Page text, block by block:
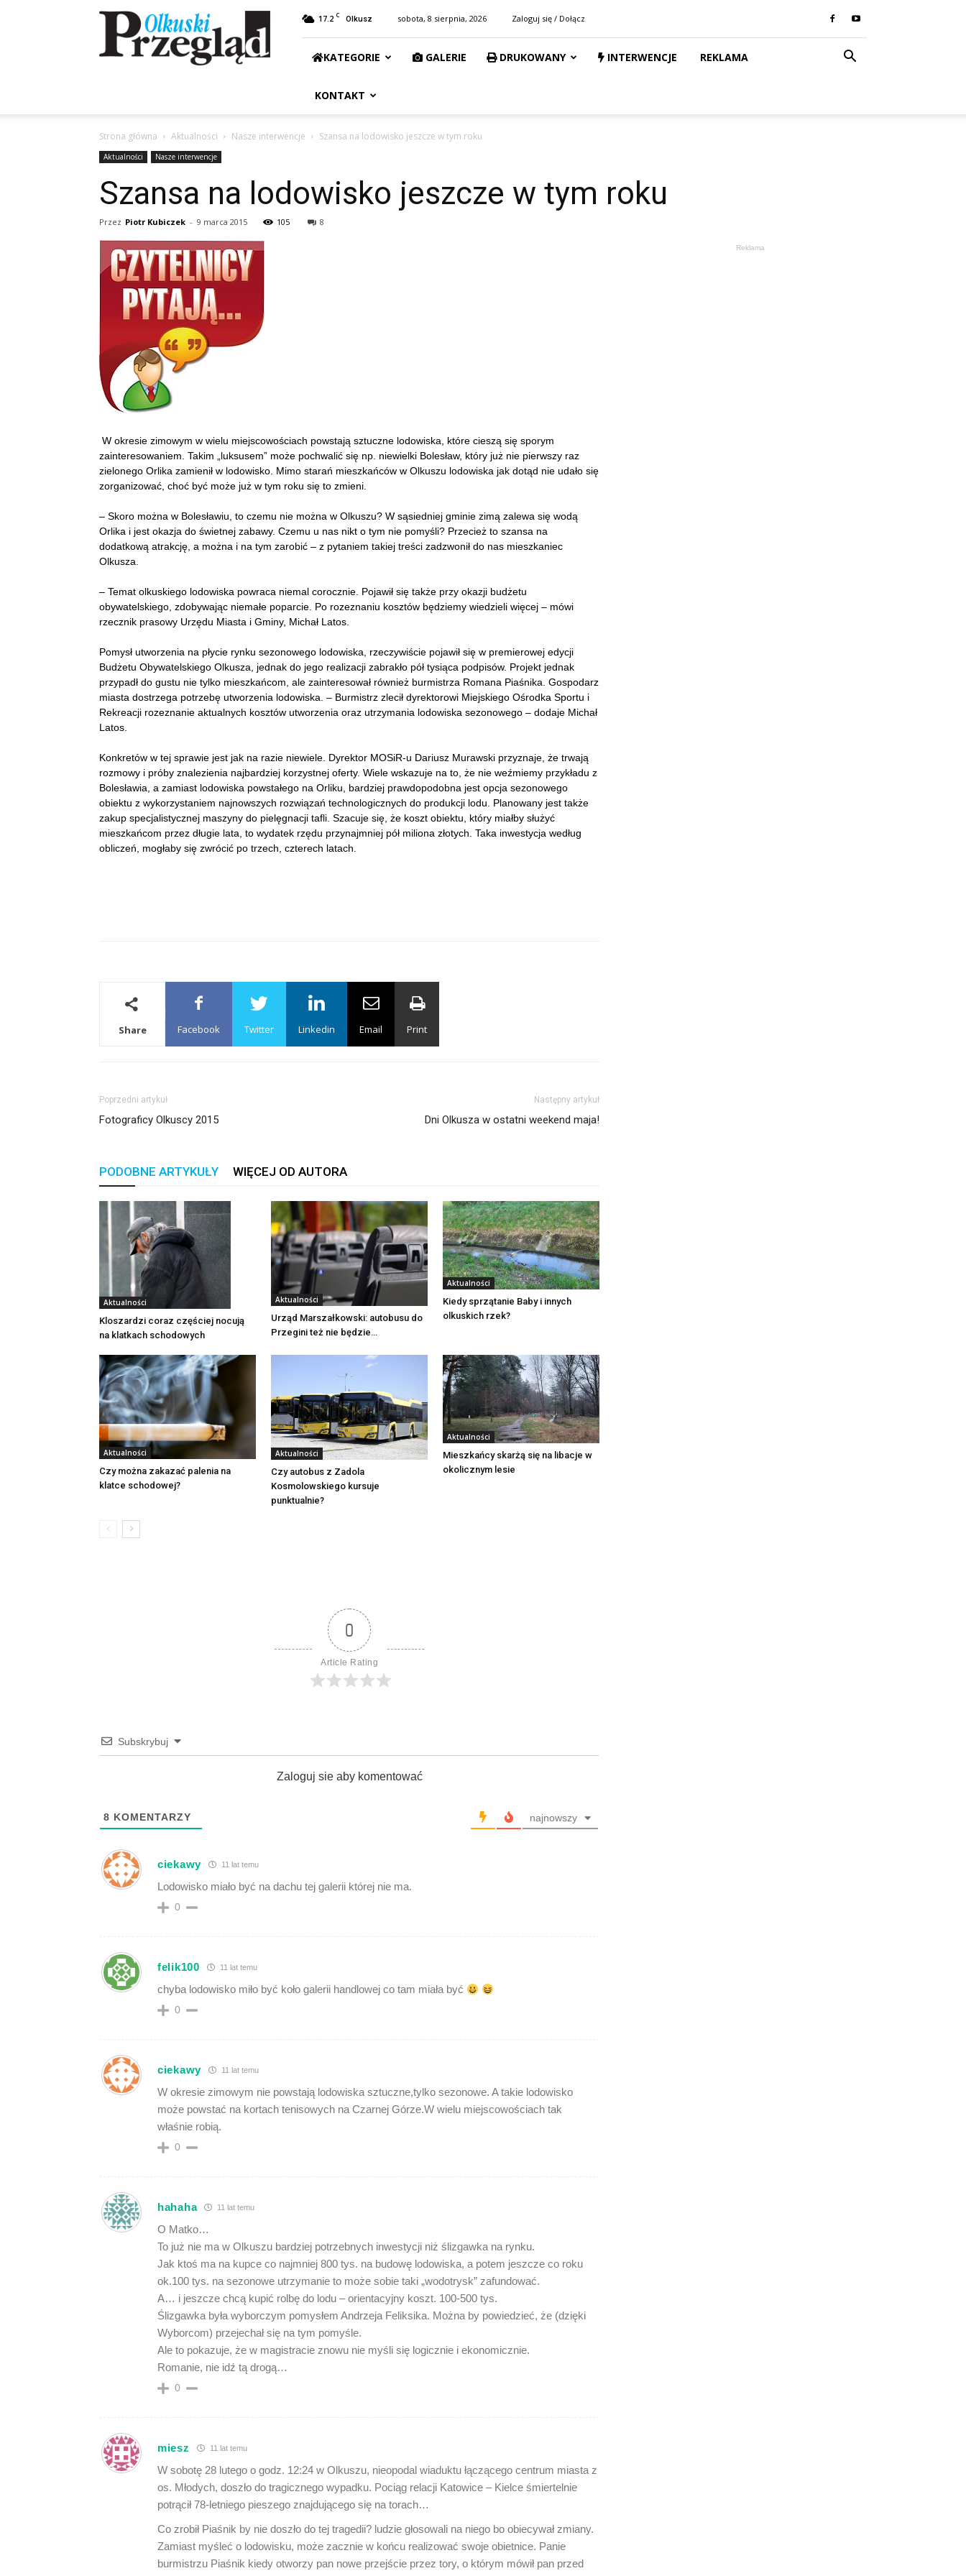
Przegląd
Olkuski
17.2 C Olkusz sobota, 8 sierpnia, 2026 Zaloguj się / Dołącz
KATEGORIE GALERIE DRUKOWANY INTERWENCJE REKLAMA
KONTAKT
Strona główna Aktualności Nasze interwencje Szansa na lodowisko jeszcze w tym roku
Aktualności Nasze interwencje
Szansa na lodowisko jeszcze w tym roku
Przez Piotr Kubiczek - 9 marca 2015 105 8
W okresie zimowym w wielu miejscowościach powstają sztuczne lodowiska, które cieszą się sporym
zainteresowaniem. Takim „luksusem” może pochwalić się np. niewielki Bolesław, który już nie pierwszy raz
zielonego Orlika zamienił w lodowisko. Mimo starań mieszkańców w Olkuszu lodowiska jak dotąd nie udało się
zorganizować, choć być może już w tym roku się to zmieni.
– Skoro można w Bolesławiu, to czemu nie można w Olkuszu? W sąsiedniej gminie zimą zalewa się wodą
Orlika i jest okazja do świetnej zabawy. Czemu u nas nikt o tym nie pomyśli? Przecież to szansa na
dodatkową atrakcję, a można i na tym zarobić – z pytaniem takiej treści zadzwonił do nas mieszkaniec
Olkusza.
– Temat olkuskiego lodowiska powraca niemal corocznie. Pojawił się także przy okazji budżetu
obywatelskiego, zdobywając niemałe poparcie. Po rozeznaniu kosztów będziemy wiedzieli więcej – mówi
rzecznik prasowy Urzędu Miasta i Gminy, Michał Latos.
Pomysł utworzenia na płycie rynku sezonowego lodowiska, rzeczywiście pojawił się w premierowej edycji
Budżetu Obywatelskiego Olkusza, jednak do jego realizacji zabrakło pół tysiąca podpisów. Projekt jednak
przypadł do gustu nie tylko mieszkańcom, ale zainteresował również burmistrza Romana Piaśnika. Gospodarz
miasta dostrzega potrzebę utworzenia lodowiska. – Burmistrz zlecił dyrektorowi Miejskiego Ośrodka Sportu i
Rekreacji rozeznanie aktualnych kosztów utworzenia oraz utrzymania lodowiska sezonowego – dodaje Michał
Latos.
Konkretów w tej sprawie jest jak na razie niewiele. Dyrektor MOSiR-u Dariusz Murawski przyznaje, że trwają
rozmowy i próby znalezienia najbardziej korzystnej oferty. Wiele wskazuje na to, że nie weźmiemy przykładu z
Bolesławia, a zamiast lodowiska powstałego na Orliku, bardziej prawdopodobna jest opcja sezonowego
obiektu z wykorzystaniem najnowszych rozwiązań technologicznych do produkcji lodu. Planowany jest także
zakup specjalistycznej maszyny do pielęgnacji tafli. Szacuje się, że koszt obiektu, który miałby służyć
mieszkańcom przez długie lata, to wydatek rzędu przynajmniej pół miliona złotych. Taka inwestycja według
obliczeń, mogłaby się zwrócić po trzech, czterech latach.
Share Facebook Twitter Linkedin Email Print
Poprzedni artykuł
Fotograficy Olkuscy 2015
Następny artykuł
Dni Olkusza w ostatni weekend maja!
PODOBNE ARTYKUŁY WIĘCEJ OD AUTORA
Aktualności
Kloszardzi coraz częściej nocują
na klatkach schodowych
Aktualności
Urząd Marszałkowski: autobusu do
Przegini też nie będzie…
Aktualności
Kiedy sprzątanie Baby i innych
olkuskich rzek?
Aktualności
Czy można zakazać palenia na
klatce schodowej?
Aktualności
Czy autobus z Zadola
Kosmolowskiego kursuje
punktualnie?
Aktualności
Mieszkańcy skarżą się na libacje w
okolicznym lesie
0
Article Rating
Subskrybuj
Zaloguj sie aby komentować
8 KOMENTARZY najnowszy
ciekawy 11 lat temu
Lodowisko miało być na dachu tej galerii której nie ma.
0
felik100 11 lat temu
chyba lodowisko miło być koło galerii handlowej co tam miała być
0
ciekawy 11 lat temu
W okresie zimowym nie powstają lodowiska sztuczne,tylko sezonowe. A takie lodowisko
może powstać na kortach tenisowych na Czarnej Górze.W wielu miejscowościach tak
właśnie robią.
0
hahaha 11 lat temu
O Matko…
To już nie ma w Olkuszu bardziej potrzebnych inwestycji niż ślizgawka na rynku.
Jak ktoś ma na kupce co najmniej 800 tys. na budowę lodowiska, a potem jeszcze co roku
ok.100 tys. na sezonowe utrzymanie to może sobie taki „wodotrysk” zafundować.
A… i jeszcze chcą kupić rolbę do lodu – orientacyjny koszt. 100-500 tys.
Ślizgawka była wyborczym pomysłem Andrzeja Feliksika. Można by powiedzieć, że (dzięki
Wyborcom) przejechał się na tym pomyśle.
Ale to pokazuje, że w magistracie znowu nie myśli się logicznie i ekonomicznie.
Romanie, nie idź tą drogą…
0
miesz 11 lat temu
W sobotę 28 lutego o godz. 12:24 w Olkuszu, nieopodal wiaduktu łączącego centrum miasta z
os. Młodych, doszło do tragicznego wypadku. Pociąg relacji Katowice – Kielce śmiertelnie
potrącił 78-letniego pieszego znajdującego się na torach…
Co zrobił Piaśnik by nie doszło do tej tragedii? ludzie głosowali na niego bo obiecywał zmiany.
Zamiast myśleć o lodowisku, może zacznie w końcu realizować swoje obietnice. Panie
burmistrzu Piaśnik kiedy otworzy pan nowe przejście przez tory, o którym mówił pan przed
Reklama